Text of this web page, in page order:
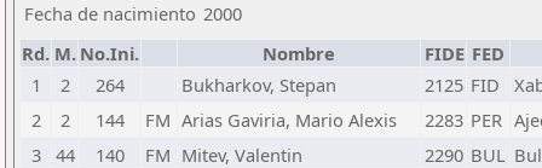
Fecha de nacimiento 2000
Rd. M. No.Ini. Nombre FIDE FED
1
2 264 Bukharkov, Stepan 2125 FID
2
2 144 FM Arias Gaviria, Mario Alexis 2283 PER
3 44 140 FM Mitev, Valentin 2290 BUL